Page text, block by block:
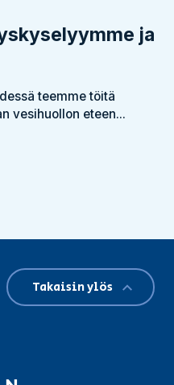
ja
teemme töitä
vesihuollon eteen...
Takaisin ylös